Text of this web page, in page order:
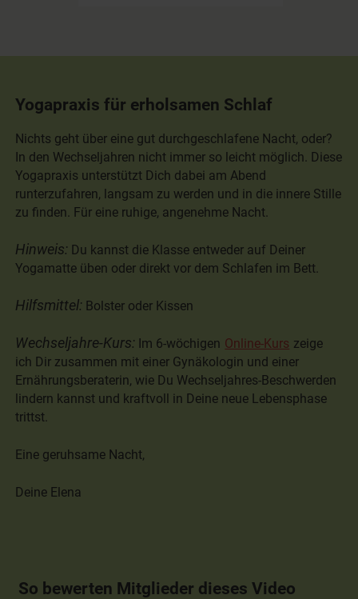
Yogapraxis für erholsamen Schlaf
Nichts geht über eine gut durchgeschlafene Nacht, oder?
In den Wechseljahren nicht immer so leicht möglich. Diese
Yogapraxis unterstützt Dich dabei am Abend
runterzufahren, langsam zu werden und in die innere Stille
zu finden. Für eine ruhige, angenehme Nacht.
Hinweis: Du kannst die Klasse entweder auf Deiner
Yogamatte üben oder direkt vor dem Schlafen im Bett.
Hilfsmittel: Bolster oder Kissen
Wechseljahre-Kurs: Im 6-wöchigen Online-Kurs zeige
ich Dir zusammen mit einer Gynäkologin und einer
Ernährungsberaterin, wie Du Wechseljahres-Beschwerden
lindern kannst und kraftvoll in Deine neue Lebensphase
trittst.
Eine geruhsame Nacht,
Deine Elena
So bewerten Mitglieder dieses Video